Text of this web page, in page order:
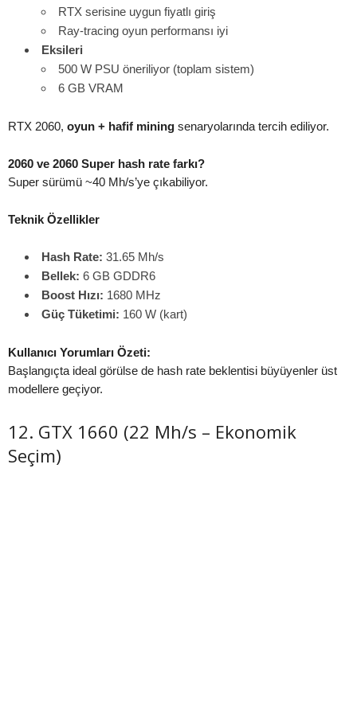
RTX serisine uygun fiyatlı giriş
Ray-tracing oyun performansı iyi
Eksileri
500 W PSU öneriliyor (toplam sistem)
6 GB VRAM
RTX 2060, oyun + hafif mining senaryolarında tercih ediliyor.
2060 ve 2060 Super hash rate farkı?
Super sürümü ~40 Mh/s’ye çıkabiliyor.
Teknik Özellikler
Hash Rate: 31.65 Mh/s
Bellek: 6 GB GDDR6
Boost Hızı: 1680 MHz
Güç Tüketimi: 160 W (kart)
Kullanıcı Yorumları Özeti:
Başlangıçta ideal görülse de hash rate beklentisi büyüyenler üst
modellere geçiyor.
12. GTX 1660 (22 Mh/s – Ekonomik
Seçim)